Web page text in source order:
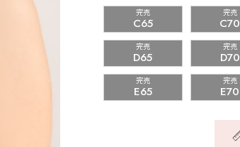
完売
C65
完売
C70
完売
D65
完売
D70
完売
E65
完売
E70